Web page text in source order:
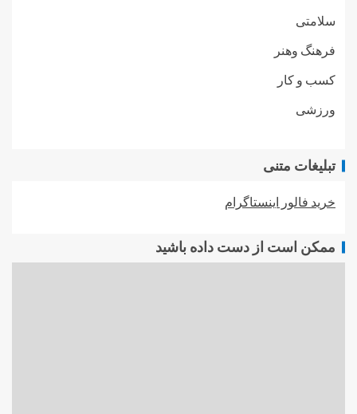
سلامتی
فرهنگ وهنر
کسب و کار
ورزشی
تبلیغات متنی
خرید فالور اینستاگرام
ممکن است از دست داده باشید